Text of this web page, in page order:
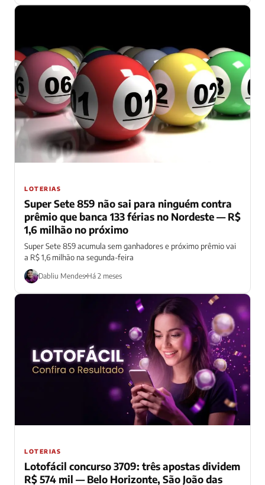
LOTERIAS
Super Sete 859 não sai para ninguém contra
prêmio que banca 133 férias no Nordeste — R$
1,6 milhão no próximo
Super Sete 859 acumula sem ganhadores e próximo prêmio vai
a R$ 1,6 milhão na segunda-feira
Dabliu Mendes Há 2 meses
LOTERIAS
Lotofácil concurso 3709: três apostas dividem
R$ 574 mil — Belo Horizonte, São João das